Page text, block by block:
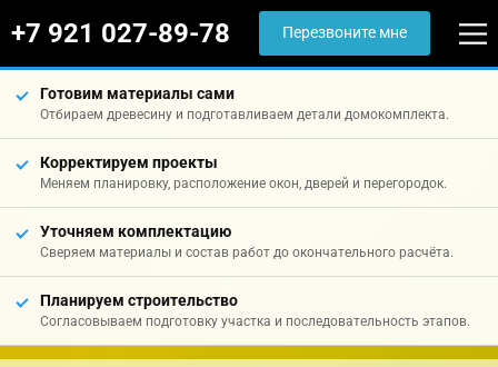
+7 921 027-89-78 Перезвоните мне
Готовим материалы сами
Отбираем древесину и подготавливаем детали домокомплекта.
Корректируем проекты
Меняем планировку, расположение окон, дверей и перегородок.
Уточняем комплектацию
Сверяем материалы и состав работ до окончательного расчёта.
Планируем строительство
Согласовываем подготовку участка и последовательность этапов.